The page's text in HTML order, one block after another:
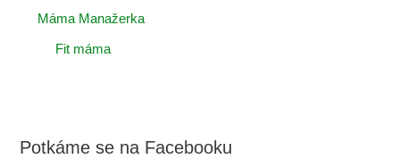
Máma Manažerka
Fit máma
Potkáme se na Facebooku